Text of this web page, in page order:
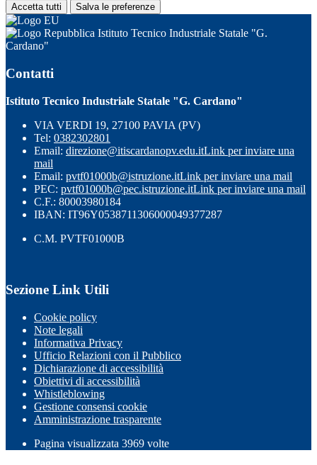
Accetta tutti Salva le preferenze
Istituto Tecnico Industriale Statale "G.
Cardano"
Contatti
Istituto Tecnico Industriale Statale "G. Cardano"
VIA VERDI 19, 27100 PAVIA (PV)
Tel: 0382302801
Email: direzione@itiscardanopv.edu.itLink per inviare una
mail
Email: pvtf01000b@istruzione.itLink per inviare una mail
PEC: pvtf01000b@pec.istruzione.itLink per inviare una mail
C.F.: 80003980184
IBAN: IT96Y0538711306000049377287
C.M. PVTF01000B
Sezione Link Utili
Cookie policy
Note legali
Informativa Privacy
Ufficio Relazioni con il Pubblico
Dichiarazione di accessibilità
Obiettivi di accessibilità
Whistleblowing
Gestione consensi cookie
Amministrazione trasparente
Pagina visualizzata 3969 volte